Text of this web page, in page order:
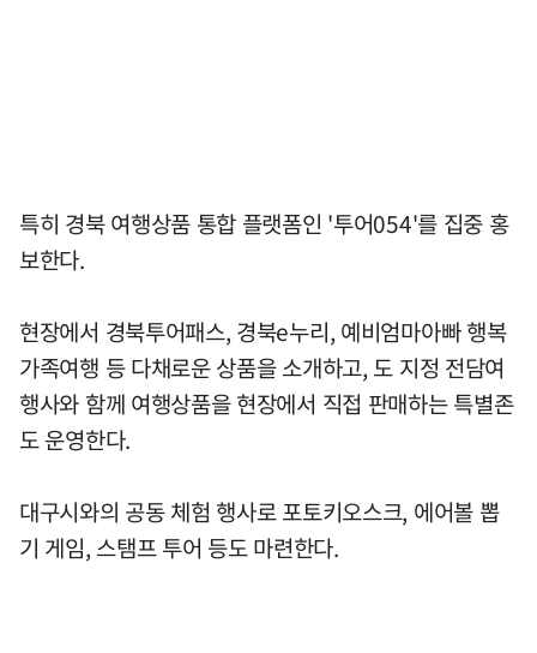
특히 경북 여행상품 통합 플랫폼인 '투어054'를 집중 홍
보한다.
현장에서 경북투어패스, 경북e누리, 예비엄마아빠 행복
가족여행 등 다채로운 상품을 소개하고, 도 지정 전담여
행사와 함께 여행상품을 현장에서 직접 판매하는 특별존
도 운영한다.
대구시와의 공동 체험 행사로 포토키오스크, 에어볼 뽑
기 게임, 스탬프 투어 등도 마련한다.